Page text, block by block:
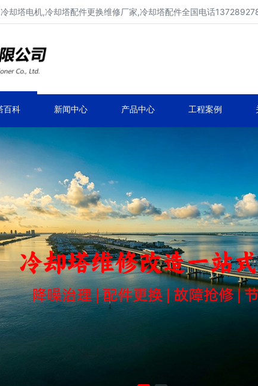
却塔电机,冷却塔配件更换维修厂家,冷却塔配件全国电话
百科 新闻中心 产品中心 工程案例